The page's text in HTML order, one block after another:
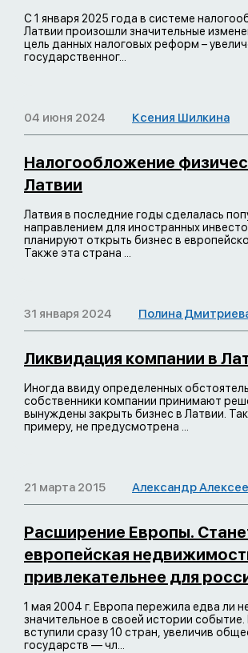
С 1 января 2025 года в системе
Латвии произошли значительные
цель данных налоговых реформ –
государственног...
04 июня 2024 Ксения Шилкина
Налогообложение
Латвии
Латвия в последние годы сделалась
направлением для иностранных
планируют открыть бизнес в
Также эта страна ...
31 января 2024 Полина
Ликвидация компании в
Иногда ввиду определенных
собственники компании принимают
вынуждены закрыть бизнес в Латвии.
примеру, не предусмотрена ...
21 марта 2015 Александр
Расширение Европы.
европейская
привлекательнее для
1 мая 2004 г. Европа пережила едва ли
значительное в своей истории
вступили сразу 10 стран, увеличив
государств — чл...